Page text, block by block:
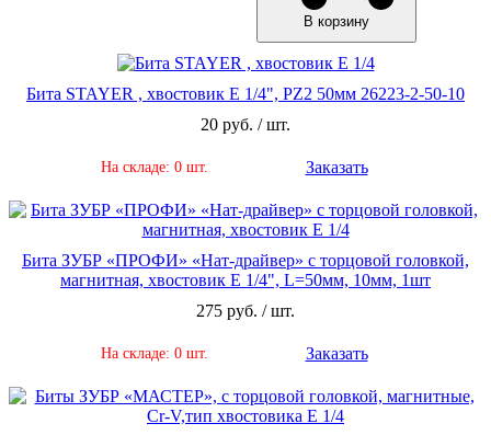
В корзину
Бита STAYER , хвостовик E 1/4", PZ2 50мм 26223-2-50-10
20 руб. / шт.
На складе: 0 шт. Заказать
Бита ЗУБР «ПРОФИ» «Нат-драйвер» с торцовой головкой,
магнитная, хвостовик E 1/4", L=50мм, 10мм, 1шт
275 руб. / шт.
На складе: 0 шт. Заказать